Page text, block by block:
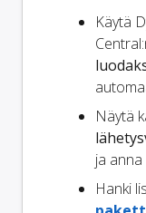
Käytä
Näytä
ja anna
Hanki